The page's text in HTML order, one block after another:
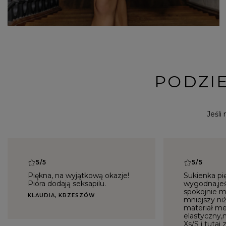
Jeśli
5/5
Piękna, na wyjątkową okazje!
Pióra dodają seksapilu.
KLAUDIA, KRZESZÓW
5/5
Sukienka
spokojnie
mniejszy
materiał